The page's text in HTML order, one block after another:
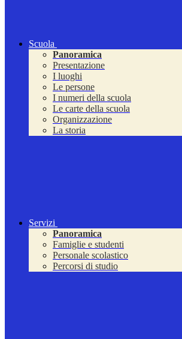
Scuola
Panoramica
Presentazione
I luoghi
Le persone
I numeri della scuola
Le carte della scuola
Organizzazione
La storia
Servizi
Panoramica
Famiglie e studenti
Personale scolastico
Percorsi di studio